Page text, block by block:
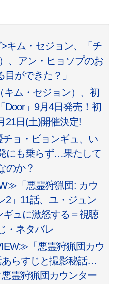
キム・セジョン、「チ
、アン・ヒョソプのお
ができた？」
キム・セジョン）、初
Door」9月4日発売！初
21日(土)開催決定!
チョ・ビョンギュ、い
にも乗らず…果たして
のか？
「悪霊狩猟団: カウ
2」11話、ユ・ジュン
ュに激怒する＝視聴
・ネタバレ
「悪霊狩猟団カウ
あらすじと撮影秘話…
霊狩猟団カウンター